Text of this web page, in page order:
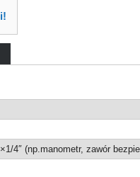
4″ (np.manometr, zawór